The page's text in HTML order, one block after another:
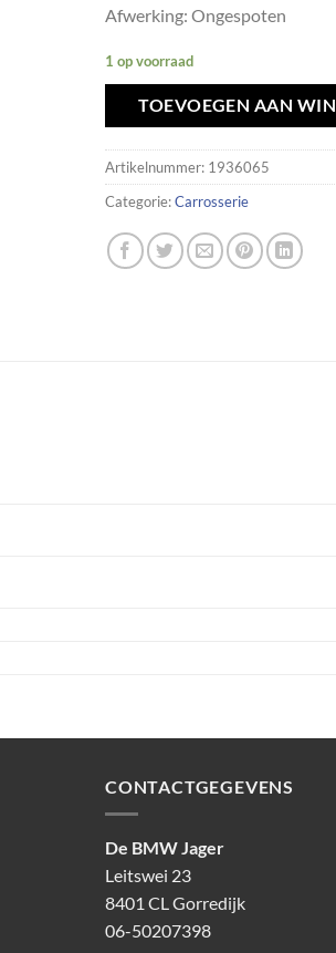
Afwerking: Ongespoten
1 op voorraad
TOEVOEGEN AAN
Artikelnummer: 1936065
Categorie:Carrosserie
CONTACTGEGEVENS
De BMW Jager
Leitswei 23
8401 CL Gorredijk
06-50207398